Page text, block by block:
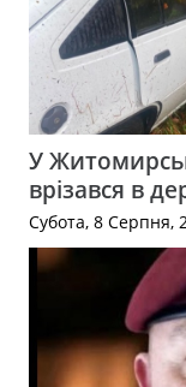
У
врізався в
Субота, 8 Серпня,